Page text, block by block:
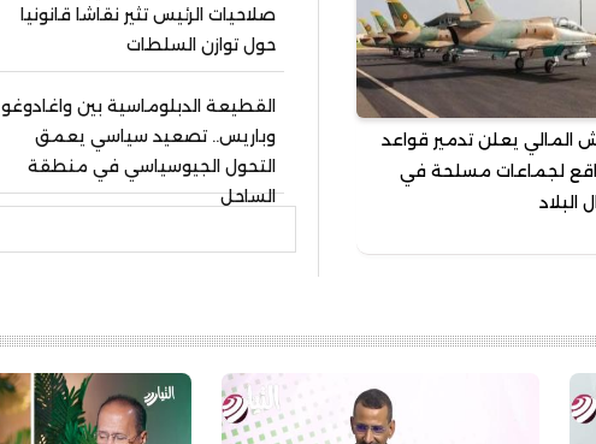
المالي يعلن تدمير قواعد
لجماعات مسلحة في
البلاد
صلاحيات الرئيس تثير نقاشا قانونيا
حول توازن السلطات
القطيعة الدبلوماسية بين واغادوغو
وباريس.. تصعيد سياسي يعمق
التحول الجيوسياسي في منطقة
الساحل